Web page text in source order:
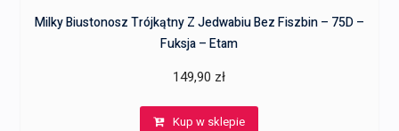
Milky Biustonosz Trójkątny Z Jedwabiu Bez Fiszbin – 75D –
Fuksja – Etam
149,90 zł
Kup w sklepie